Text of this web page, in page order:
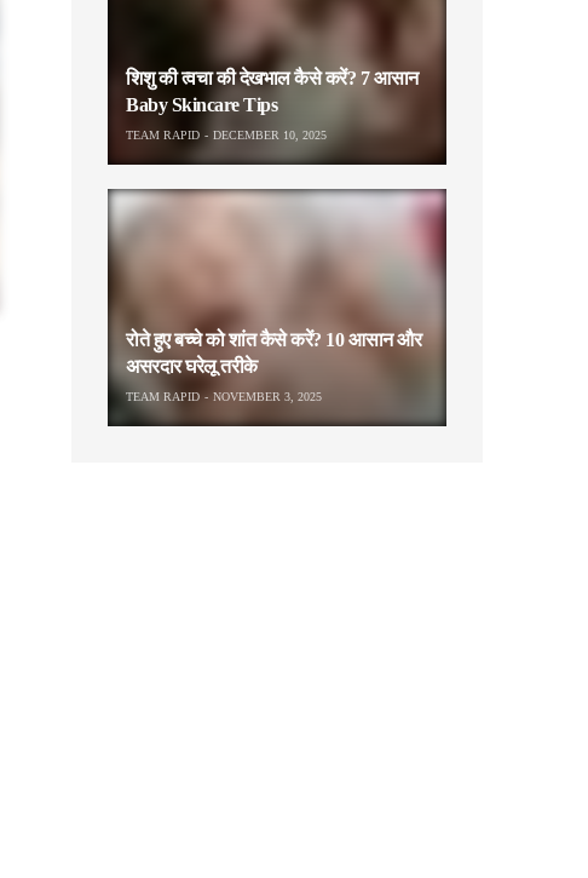
शिशु की त्वचा की देखभाल कैसे करें? 7 आसान
Baby Skincare Tips
TEAM RAPID DECEMBER 10, 2025
रोते हुए बच्चे को शांत कैसे करें? 10 आसान और
असरदार घरेलू तरीके
TEAM RAPID NOVEMBER 3, 2025